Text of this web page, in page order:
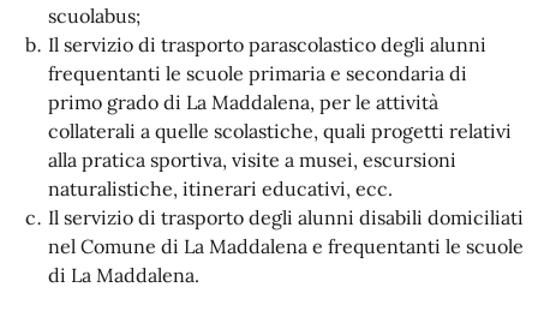
scuolabus;
Il servizio di trasporto parascolastico degli alunni
frequentanti le scuole primaria e secondaria di
primo grado di La Maddalena, per le attività
collaterali a quelle scolastiche, quali progetti relativi
alla pratica sportiva, visite a musei, escursioni
naturalistiche, itinerari educativi, ecc.
Il servizio di trasporto degli alunni disabili domiciliati
nel Comune di La Maddalena e frequentanti le scuole
di La Maddalena.